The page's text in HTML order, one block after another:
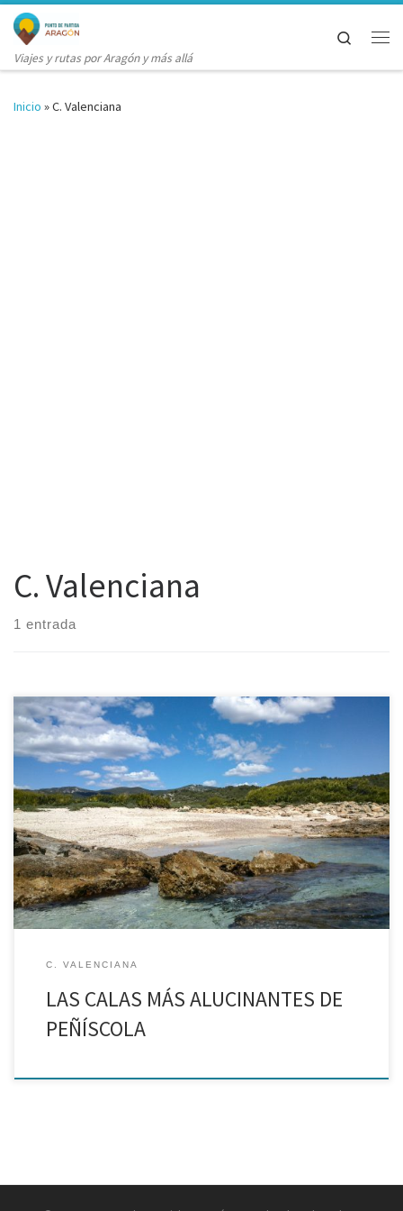
Saltar al contenido
Viajes y rutas por Aragón y más allá
Search
Inicio »C. Valenciana
C. Valenciana
1 entrada
La costa del Parque Natural de la Sierra de Irta
C. VALENCIANA
LAS CALAS MÁS ALUCINANTES DE
PEÑÍSCOLA